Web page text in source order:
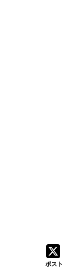
ポスト